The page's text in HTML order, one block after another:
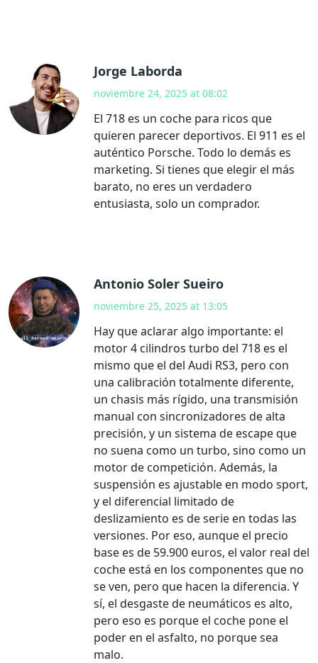
Jorge Laborda
noviembre 24, 2025 at 08:02
El 718 es un coche para ricos que
quieren parecer deportivos. El 911 es el
auténtico Porsche. Todo lo demás es
marketing. Si tienes que elegir el más
barato, no eres un verdadero
entusiasta, solo un comprador.
Antonio Soler Sueiro
noviembre 25, 2025 at 13:05
Hay que aclarar algo importante: el
motor 4 cilindros turbo del 718 es el
mismo que el del Audi RS3, pero con
una calibración totalmente diferente,
un chasis más rígido, una transmisión
manual con sincronizadores de alta
precisión, y un sistema de escape que
no suena como un turbo, sino como un
motor de competición. Además, la
suspensión es ajustable en modo sport,
y el diferencial limitado de
deslizamiento es de serie en todas las
versiones. Por eso, aunque el precio
base es de 59.900 euros, el valor real del
coche está en los componentes que no
se ven, pero que hacen la diferencia. Y
sí, el desgaste de neumáticos es alto,
pero eso es porque el coche pone el
poder en el asfalto, no porque sea
malo.